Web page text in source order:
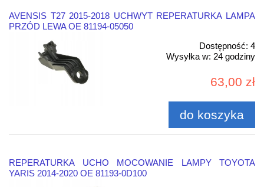
AVENSIS T27 2015-2018 UCHWYT REPERATURKA LAMPA
PRZÓD LEWA OE 81194-05050
Dostępność: 4
Wysyłka w: 24 godziny
63,00 zł
do koszyka
REPERATURKA UCHO MOCOWANIE LAMPY TOYOTA
YARIS 2014-2020 OE 81193-0D100